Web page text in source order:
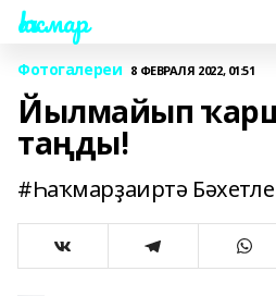
Һаҡмар
Фотогалереи 8 ФЕВРАЛЯ 2022, 01:51
Йылмайып
таңды!
#Һаҡмарҙаиртә